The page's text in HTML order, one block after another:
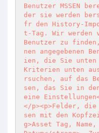
Benutzer MSSEN
der sie werden
fr den History-
t-Tag. Wir werden
Benutzer zu
nen angegebenen
ien, die Sie unten
Kriterien unten
rsuchen, auf das
sen, das Sie in
eine
</p><p>Felder,
sen mit den
g>Asset Tag,